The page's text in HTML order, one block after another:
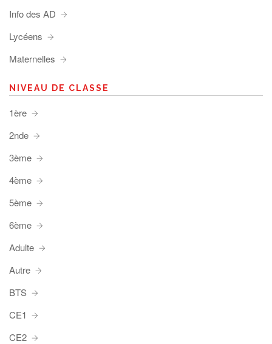
Info des AD
Lycéens
Maternelles
NIVEAU DE CLASSE
1ère
2nde
3ème
4ème
5ème
6ème
Adulte
Autre
BTS
CE1
CE2